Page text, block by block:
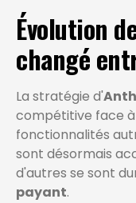
Évolution
changé
La stratégie d'
compétitive face à
fonctionnalités
sont désormais
d'autres se sont
payant.